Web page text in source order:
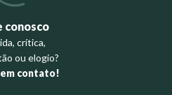
conosco
crítica,
ou elogio?
contato!